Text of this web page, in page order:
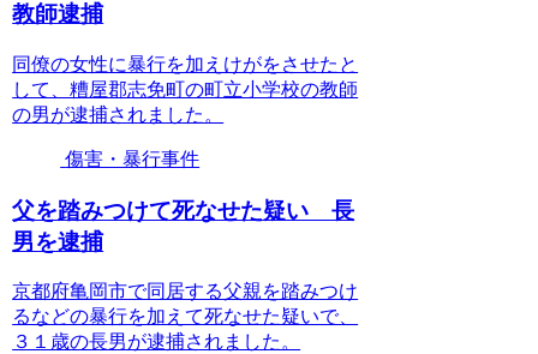
教師逮捕
同僚の女性に暴行を加えけがをさせたと
して、糟屋郡志免町の町立小学校の教師
の男が逮捕されました。
傷害・暴行事件
父を踏みつけて死なせた疑い 長
男を逮捕
京都府亀岡市で同居する父親を踏みつけ
るなどの暴行を加えて死なせた疑いで、
３１歳の長男が逮捕されました。